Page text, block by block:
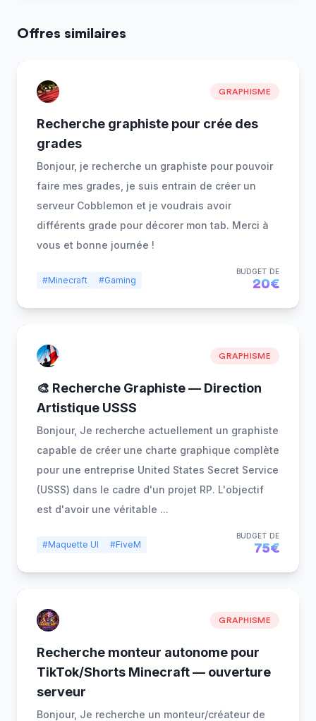
Offres similaires
GRAPHISME
Recherche graphiste pour crée des
grades
Bonjour, je recherche un graphiste pour pouvoir
faire mes grades, je suis entrain de créer un
serveur Cobblemon et je voudrais avoir
différents grade pour décorer mon tab. Merci à
vous et bonne journée !
#Minecraft #Gaming
BUDGET DE
20€
GRAPHISME
🎨 Recherche Graphiste — Direction
Artistique USSS
Bonjour, Je recherche actuellement un graphiste
capable de créer une charte graphique complète
pour une entreprise United States Secret Service
(USSS) dans le cadre d'un projet RP. L'objectif
est d'avoir une véritable ...
#Maquette UI #FiveM
BUDGET DE
75€
GRAPHISME
Recherche monteur autonome pour
TikTok/Shorts Minecraft — ouverture
serveur
Bonjour, Je recherche un monteur/créateur de